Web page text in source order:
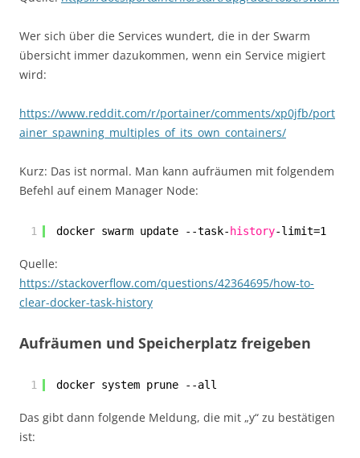
Wer sich über die Services wundert, die in der Swarm
übersicht immer dazukommen, wenn ein Service migiert
wird:
https://www.reddit.com/r/portainer/comments/xp0jfb/port
ainer_spawning_multiples_of_its_own_containers/
Kurz: Das ist normal. Man kann aufräumen mit folgendem
Befehl auf einem Manager Node:
1 docker swarm update --task- history-limit=1
Quelle:
https://stackoverflow.com/questions/42364695/how-to-
clear-docker-task-history
Aufräumen und Speicherplatz freigeben
1 docker system prune --all
Das gibt dann folgende Meldung, die mit „y“ zu bestätigen
ist: